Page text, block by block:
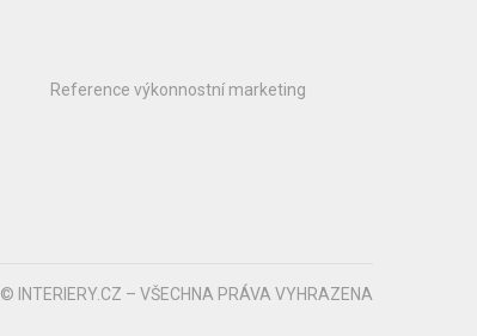
Reference výkonnostní marketing
© INTERIERY.CZ – VŠECHNA PRÁVA VYHRAZENA